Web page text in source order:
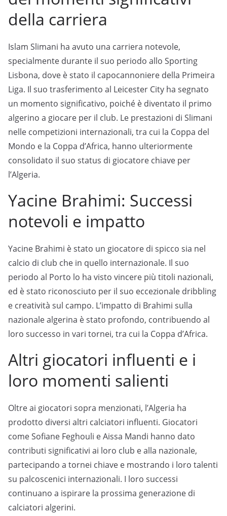
della carriera
Islam Slimani ha avuto una carriera notevole,
specialmente durante il suo periodo allo Sporting
Lisbona, dove è stato il capocannoniere della Primeira
Liga. Il suo trasferimento al Leicester City ha segnato
un momento significativo, poiché è diventato il primo
algerino a giocare per il club. Le prestazioni di Slimani
nelle competizioni internazionali, tra cui la Coppa del
Mondo e la Coppa d’Africa, hanno ulteriormente
consolidato il suo status di giocatore chiave per
l’Algeria.
Yacine Brahimi: Successi
notevoli e impatto
Yacine Brahimi è stato un giocatore di spicco sia nel
calcio di club che in quello internazionale. Il suo
periodo al Porto lo ha visto vincere più titoli nazionali,
ed è stato riconosciuto per il suo eccezionale dribbling
e creatività sul campo. L’impatto di Brahimi sulla
nazionale algerina è stato profondo, contribuendo al
loro successo in vari tornei, tra cui la Coppa d’Africa.
Altri giocatori influenti e i
loro momenti salienti
Oltre ai giocatori sopra menzionati, l’Algeria ha
prodotto diversi altri calciatori influenti. Giocatori
come Sofiane Feghouli e Aissa Mandi hanno dato
contributi significativi ai loro club e alla nazionale,
partecipando a tornei chiave e mostrando i loro talenti
su palcoscenici internazionali. I loro successi
continuano a ispirare la prossima generazione di
calciatori algerini.